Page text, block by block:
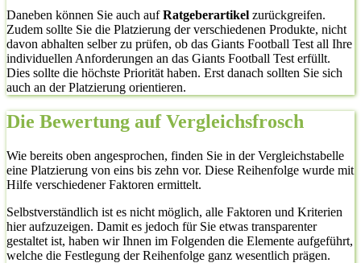
Daneben können Sie auch aufRatgeberartikel zurückgreifen.
Zudem sollte Sie die Platzierung der verschiedenen Produkte, nicht
davon abhalten selber zu prüfen, ob das Giants Football Test all Ihre
individuellen Anforderungen an das Giants Football Test erfüllt.
Dies sollte die höchste Priorität haben. Erst danach sollten Sie sich
auch an der Platzierung orientieren.
Die Bewertung auf Vergleichsfrosch
Wie bereits oben angesprochen, finden Sie in der Vergleichstabelle
eine Platzierung von eins bis zehn vor. Diese Reihenfolge wurde mit
Hilfe verschiedener Faktoren ermittelt.
Selbstverständlich ist es nicht möglich, alle Faktoren und Kriterien
hier aufzuzeigen. Damit es jedoch für Sie etwas transparenter
gestaltet ist, haben wir Ihnen im Folgenden die Elemente aufgeführt,
welche die Festlegung der Reihenfolge ganz wesentlich prägen.